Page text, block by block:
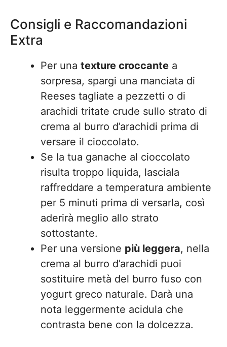
Consigli e Raccomandazioni
Extra
Per una texture croccante a
sorpresa, spargi una manciata di
Reeses tagliate a pezzetti o di
arachidi tritate crude sullo strato di
crema al burro d’arachidi prima di
versare il cioccolato.
Se la tua ganache al cioccolato
risulta troppo liquida, lasciala
raffreddare a temperatura ambiente
per 5 minuti prima di versarla, così
aderirà meglio allo strato
sottostante.
Per una versione più leggera, nella
crema al burro d’arachidi puoi
sostituire metà del burro fuso con
yogurt greco naturale. Darà una
nota leggermente acidula che
contrasta bene con la dolcezza.